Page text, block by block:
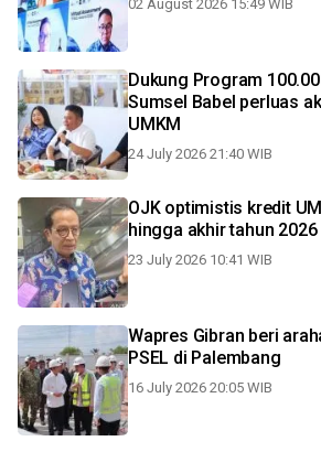
02 August 2026 15:49 WIB
Dukung Program
Sumsel Babel perluas
UMKM
24 July 2026 21:40 WIB
OJK optimistis kredit
hingga akhir tahun 2026
23 July 2026 10:41 WIB
Wapres Gibran beri
PSEL di Palembang
16 July 2026 20:05 WIB